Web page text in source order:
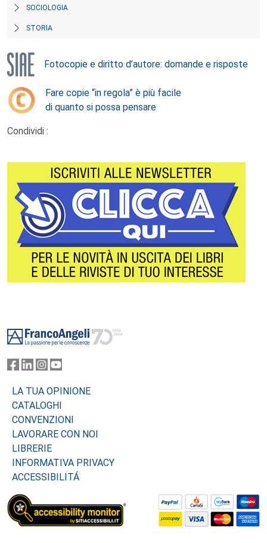
SOCIOLOGIA
STORIA
Fotocopie e diritto d’autore: domande e risposte
Fare copie “in regola” è più facile
di quanto si possa pensare
Condividi :
LA TUA OPINIONE
CATALOGHI
CONVENZIONI
LAVORARE CON NOI
LIBRERIE
INFORMATIVA PRIVACY
ACCESSIBILITÁ